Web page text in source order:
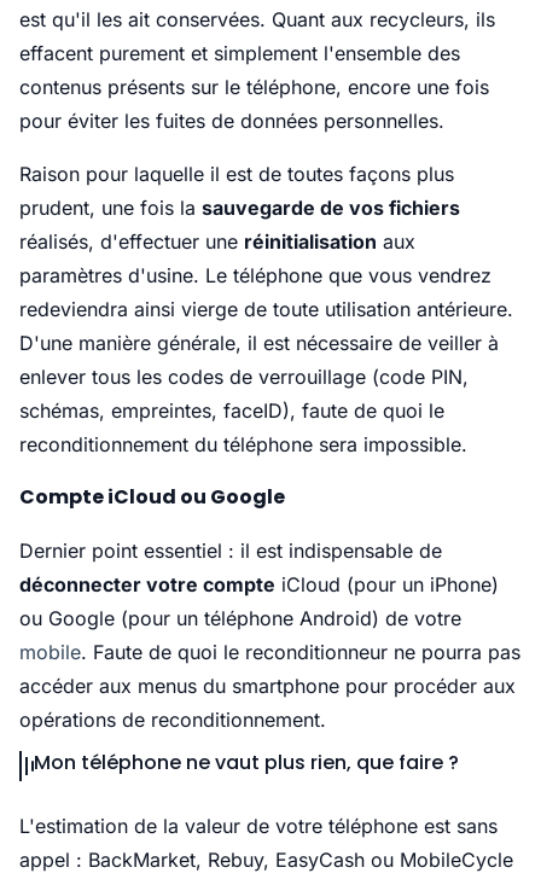
est qu'il les ait conservées. Quant aux recycleurs, ils
effacent purement et simplement l'ensemble des
contenus présents sur le téléphone, encore une fois
pour éviter les fuites de données personnelles.
Raison pour laquelle il est de toutes façons plus
prudent, une fois la sauvegarde de vos fichiers
réalisés, d'effectuer une réinitialisation aux
paramètres d'usine. Le téléphone que vous vendrez
redeviendra ainsi vierge de toute utilisation antérieure.
D'une manière générale, il est nécessaire de veiller à
enlever tous les codes de verrouillage (code PIN,
schémas, empreintes, faceID), faute de quoi le
reconditionnement du téléphone sera impossible.
Compte iCloud ou Google
Dernier point essentiel : il est indispensable de
déconnecter votre compte iCloud (pour un iPhone)
ou Google (pour un téléphone Android) de votre
mobile. Faute de quoi le reconditionneur ne pourra pas
accéder aux menus du smartphone pour procéder aux
opérations de reconditionnement.
Mon téléphone ne vaut plus rien, que faire ?
L'estimation de la valeur de votre téléphone est sans
appel : BackMarket, Rebuy, EasyCash ou MobileCycle